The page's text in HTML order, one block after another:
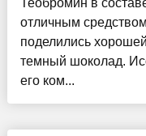
Теобромин в
отличным
поделились
темный шоколад.
его ком...